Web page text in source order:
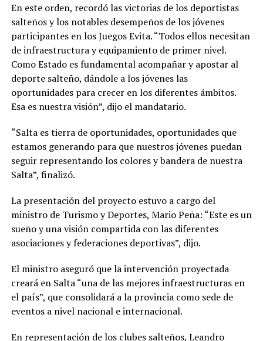
En este orden, recordó las victorias de los deportistas
salteños y los notables desempeños de los jóvenes
participantes en los Juegos Evita. “Todos ellos necesitan
de infraestructura y equipamiento de primer nivel.
Como Estado es fundamental acompañar y apostar al
deporte salteño, dándole a los jóvenes las
oportunidades para crecer en los diferentes ámbitos.
Esa es nuestra visión”, dijo el mandatario.
“Salta es tierra de oportunidades, oportunidades que
estamos generando para que nuestros jóvenes puedan
seguir representando los colores y bandera de nuestra
Salta”, finalizó.
La presentación del proyecto estuvo a cargo del
ministro de Turismo y Deportes, Mario Peña: “Este es un
sueño y una visión compartida con las diferentes
asociaciones y federaciones deportivas”, dijo.
El ministro aseguró que la intervención proyectada
creará en Salta “una de las mejores infraestructuras en
el país”, que consolidará a la provincia como sede de
eventos a nivel nacional e internacional.
En representación de los clubes salteños, Leandro